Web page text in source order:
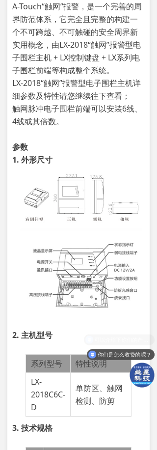
A-Touch“触网”报警，是一个完善的周
界防范体系，它完全且完整的构建一
个不可跨越、不可触碰的安全周界新
实用概念，由LX-2018“触网”报警型电
子围栏主机 + LX控制键盘 + LX系列电
子围栏前端等构成整个系统。
LX-2018“触网”报警型电子围栏主机详
细参数及特性请您继续往下查看；
触网脉冲电子围栏前端可以安装6线、
4线或其倍数。
参数
1. 外形尺寸
2. 主机型号
系列型号
特性说明
LX-
2018C6C-
D
单防区、触网
检测、防剪
3. 技术规格
你们是怎么收费的呢？